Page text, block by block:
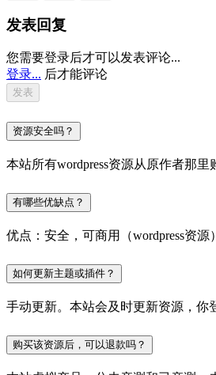
发表回复
您需要登录后才可以发表评论...
登录... 后才能评论
资源安全吗？
本站所有wordpress资源从原作者那
有哪些优缺点？
优点：安全，可商用（wordpress资
如何更新主题或插件？
手动更新。本站会及时更新资源，你
购买该资源后，可以退款吗？